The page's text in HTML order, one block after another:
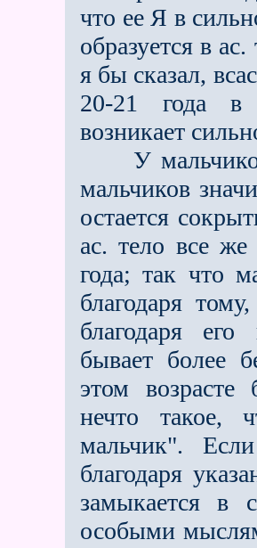
что ее Я в
образуется в
я бы сказал,
20-21 года в
возникает
У мальчиков
мальчиков
остается
ас. тело все
года; так что
благодаря
благодаря его
бывает более
этом возрасте
нечто такое,
мальчик".
благодаря
замыкается в
особыми